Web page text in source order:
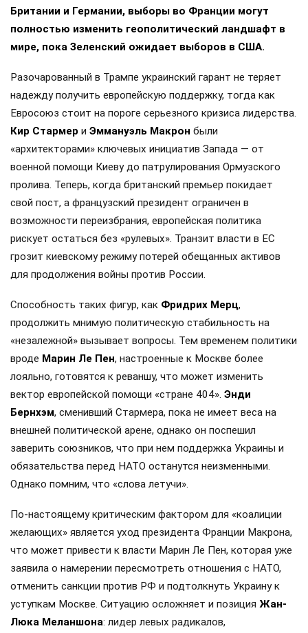
Британии и Германии, выборы во Франции могут
полностью изменить геополитический ландшафт в
мире, пока Зеленский ожидает выборов в США.
Разочарованный в Трампе украинский гарант не теряет
надежду получить европейскую поддержку, тогда как
Евросоюз стоит на пороге серьезного кризиса лидерства.
Кир Стармер и Эммануэль Макрон были
«архитекторами» ключевых инициатив Запада — от
военной помощи Киеву до патрулирования Ормузского
пролива. Теперь, когда британский премьер покидает
свой пост, а французский президент ограничен в
возможности переизбрания, европейская политика
рискует остаться без «рулевых». Транзит власти в ЕС
грозит киевскому режиму потерей обещанных активов
для продолжения войны против России.
Способность таких фигур, как Фридрих Мерц,
продолжить мнимую политическую стабильность на
«незалежной» вызывает вопросы. Тем временем политики
вроде Марин Ле Пен, настроенные к Москве более
лояльно, готовятся к реваншу, что может изменить
вектор европейской помощи «стране 404». Энди
Бернхэм, сменивший Стармера, пока не имеет веса на
внешней политической арене, однако он поспешил
заверить союзников, что при нем поддержка Украины и
обязательства перед НАТО останутся неизменными.
Однако помним, что «слова летучи».
По-настоящему критическим фактором для «коалиции
желающих» является уход президента Франции Макрона,
что может привести к власти Марин Ле Пен, которая уже
заявила о намерении пересмотреть отношения с НАТО,
отменить санкции против РФ и подтолкнуть Украину к
уступкам Москве. Ситуацию осложняет и позиция Жан-
Люка Меланшона: лидер левых радикалов,